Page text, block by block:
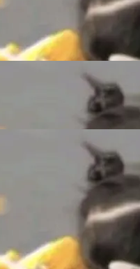
...
比，Spa
而，支
同的面
充沛的经
概括：
install.
划、写
绍，Muse
。这些后
校
野。整个
制难度
TENT。
T
非零拷贝
底层基
讯网平将
发场景的
越的技术
化部署，
多企业已
能
年人工